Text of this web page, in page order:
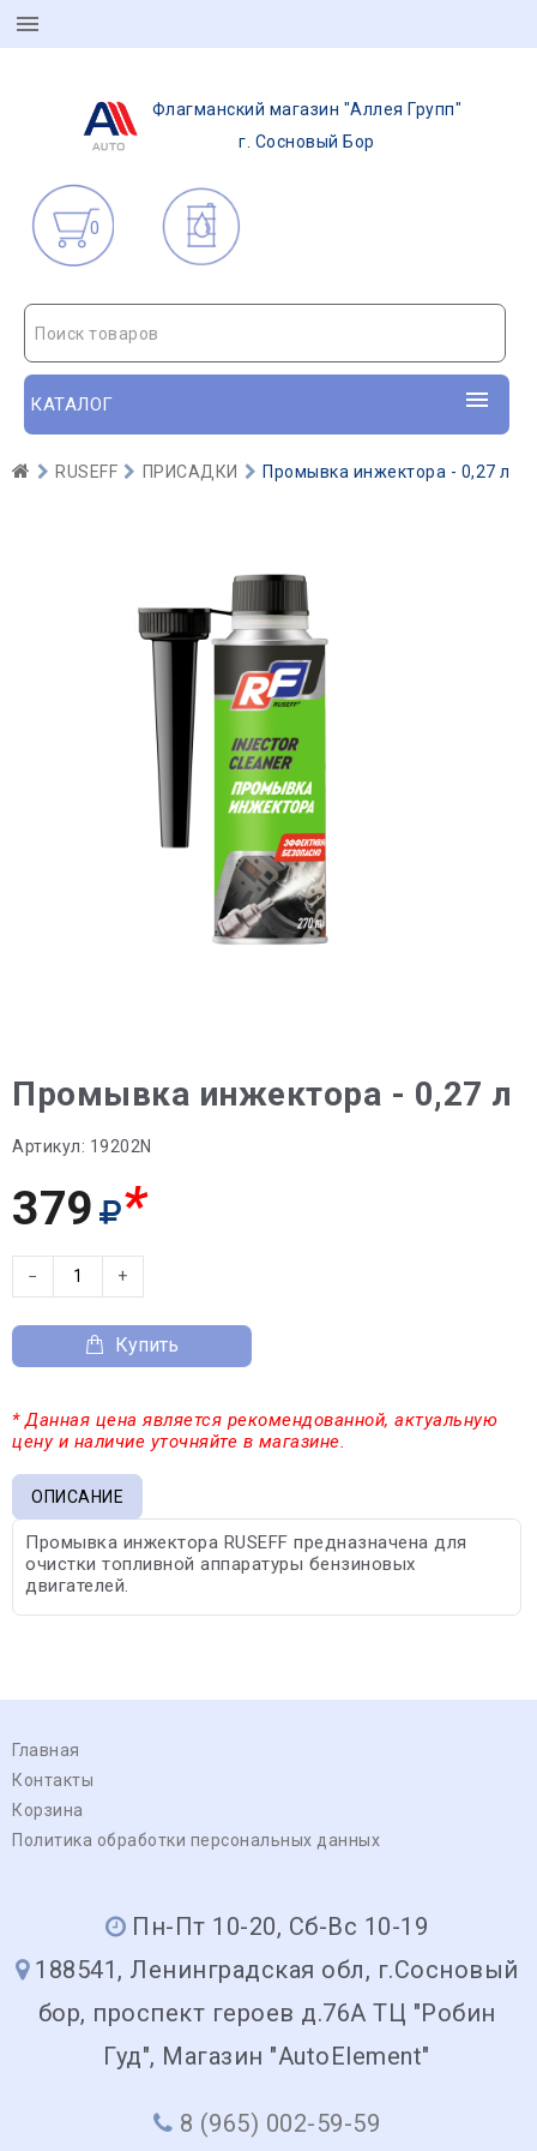
Флагманский магазин "Аллея Групп"
г. Сосновый Бор
0
Поиск товаров
КАТАЛОГ
RUSEFF ПРИСАДКИ Промывка инжектора - 0,27 л
Промывка инжектора - 0,27 л
Артикул: 19202N
379 *
− +
Купить
* Данная цена является рекомендованной, актуальную
цену и наличие уточняйте в магазине.
ОПИСАНИЕ
Промывка инжектора RUSEFF предназначена для
очистки топливной аппаратуры бензиновых
двигателей.
Главная
Контакты
Корзина
Политика обработки персональных данных
Пн-Пт 10-20, Сб-Вс 10-19
188541, Ленинградская обл, г.Сосновый
бор, проспект героев д.76А ТЦ "Робин
Гуд", Магазин "AutoElement"
8 (965) 002-59-59